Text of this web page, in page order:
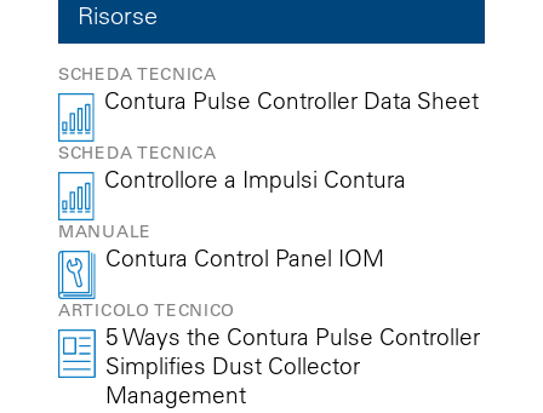
Risorse
SCHEDA TECNICA
Contura Pulse Controller Data Sheet
SCHEDA TECNICA
Controllore a Impulsi Contura
MANUALE
Contura Control Panel IOM
ARTICOLO TECNICO
5 Ways the Contura Pulse Controller
Simplifies Dust Collector
Management